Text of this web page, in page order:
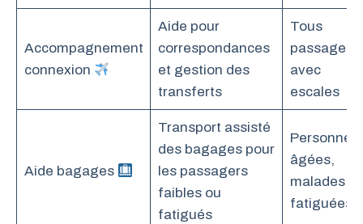
Accompagnement
connexion
Aide pour
correspondances
et gestion des
transferts
Tous
passagers
avec
escales
Aide bagages
Transport assisté
des bagages pour
les passagers
faibles ou
fatigués
Personnes
âgées,
malades,
fatiguées